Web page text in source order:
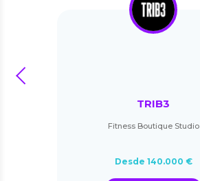
TRIB3
Fitness Boutique Studio
Desde 140.000 €
prev